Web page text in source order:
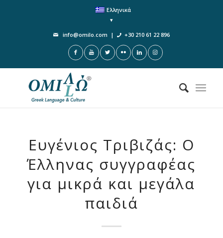
Ελληνικά
info@omilo.com | +30 210 61 22 896
Ευγένιος Τριβιζάς: Ο
Έλληνας συγγραφέας
για μικρά και μεγάλα
παιδιά